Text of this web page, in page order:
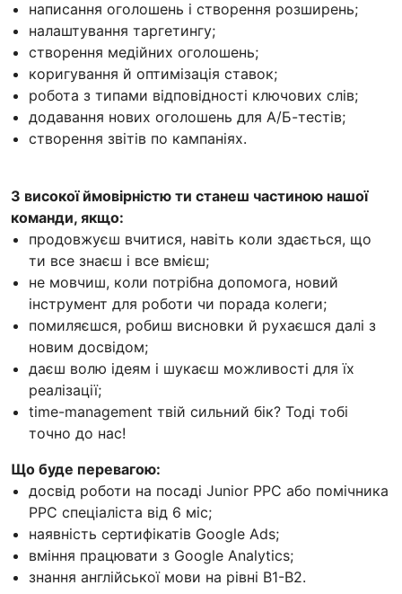
написання оголошень і створення розширень;
налаштування таргетингу;
створення медійних оголошень;
коригування й оптимізація ставок;
робота з типами відповідності ключових слів;
додавання нових оголошень для А/Б-тестів;
створення звітів по кампаніях.
З високої ймовірністю ти станеш частиною нашої
команди, якщо:
продовжуєш вчитися, навіть коли здається, що
ти все знаєш і все вмієш;
не мовчиш, коли потрібна допомога, новий
інструмент для роботи чи порада колеги;
помиляєшся, робиш висновки й рухаєшся далі з
новим досвідом;
даєш волю ідеям і шукаєш можливості для їх
реалізації;
time-management твій сильний бік? Тоді тобі
точно до нас!
Що буде перевагою:
досвід роботи на посаді Junior PPC або помічника
РРС спеціаліста від 6 міс;
наявність сертифікатів Google Ads;
вміння працювати з Google Analytics;
знання англійської мови на рівні В1-В2.